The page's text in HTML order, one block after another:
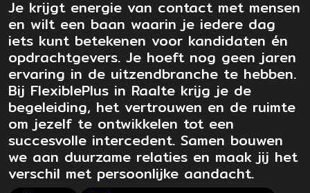
Je krijgt energie van contact met mensen
en wilt een baan waarin je iedere dag
iets kunt betekenen voor kandidaten én
opdrachtgevers. Je hoeft nog geen jaren
ervaring in de uitzendbranche te hebben.
Bij FlexiblePlus in Raalte krijg je de
begeleiding, het vertrouwen en de ruimte
om jezelf te ontwikkelen tot een
succesvolle intercedent. Samen bouwen
we aan duurzame relaties en maak jij het
verschil met persoonlijke aandacht.